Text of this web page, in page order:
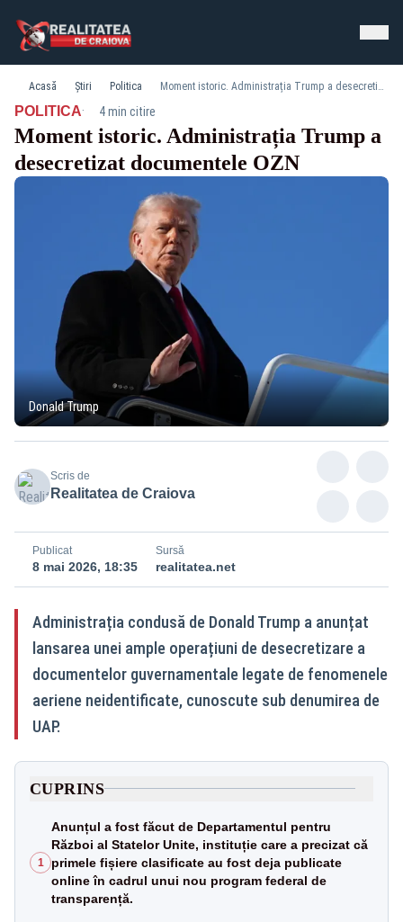
Acasă Știri Politica Moment istoric. Administrația Trump a desecretizat documentele OZN
POLITICA· 4 min citire
Moment istoric. Administrația Trump a
desecretizat documentele OZN
Donald Trump
Scris de
Realitatea de Craiova
Publicat
8 mai 2026, 18:35
Sursă
realitatea.net
Administrația condusă de Donald Trump a anunțat
lansarea unei ample operațiuni de desecretizare a
documentelor guvernamentale legate de fenomenele
aeriene neidentificate, cunoscute sub denumirea de
UAP.
CUPRINS
1
Anunțul a fost făcut de Departamentul pentru
Război al Statelor Unite, instituție care a precizat că
primele fișiere clasificate au fost deja publicate
online în cadrul unui nou program federal de
transparență.